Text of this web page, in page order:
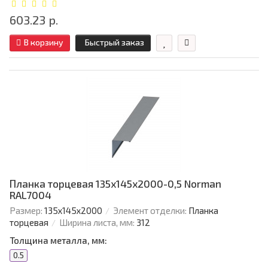
603.23 р.
В корзину Быстрый заказ
Планка торцевая 135х145х2000-0,5 Norman
RAL7004
Размер: 135х145х2000 Элемент отделки: Планка
торцевая
Ширина листа, мм: 312
Толщина металла, мм:
0.5